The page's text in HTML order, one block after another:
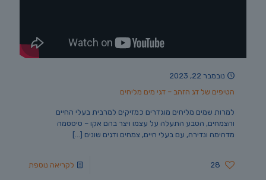
נובמבר 22, 2023
הטיפים של דג הזהב – דגי מים מליחים
למרות שמים מליחים מוגדרים כמזיקים למרבית בעלי החיים
והצמחים, הטבע התעלה על עצמו ויצר בהם אקו – סיסטמה
מדהימה ונדירה, עם בעלי חיים, צמחים ודגים שונים […]
28 לקריאה נוספת